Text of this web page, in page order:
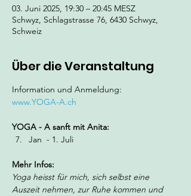
03. Juni 2025, 19:30 – 20:45 MESZ
Schwyz, Schlagstrasse 76, 6430 Schwyz,
Schweiz
Über die Veranstaltung
Information und Anmeldung:
www.YOGA-A.ch
YOGA - A sanft mit Anita:
Jan  - 1. Juli
Mehr Infos:
Yoga heisst für mich, sich selbst eine
Auszeit nehmen, zur Ruhe kommen und